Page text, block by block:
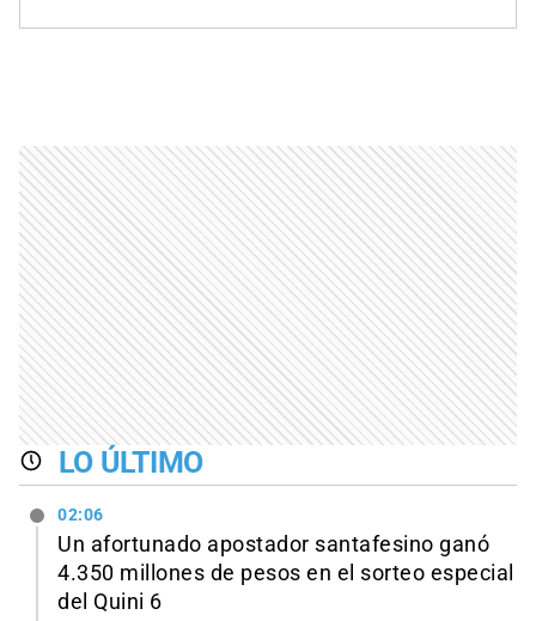
LO ÚLTIMO
02:06
Un afortunado apostador santafesino ganó
4.350 millones de pesos en el sorteo especial
del Quini 6